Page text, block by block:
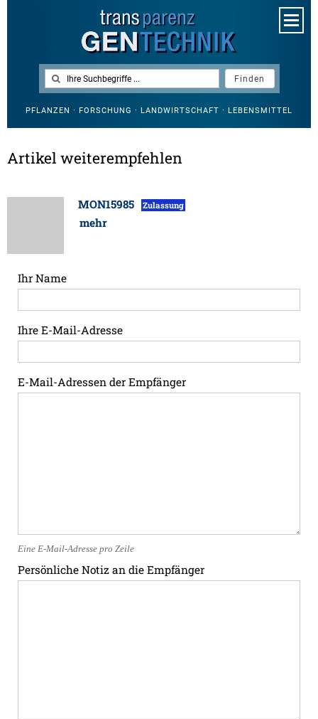
PFLANZEN · FORSCHUNG · LANDWIRTSCHAFT · LEBENSMITTEL
Artikel weiterempfehlen
MON15985 Zulassung
mehr
Ihr Name
Ihre E-Mail-Adresse
E-Mail-Adressen der Empfänger
Eine E-Mail-Adresse pro Zeile
Persönliche Notiz an die Empfänger